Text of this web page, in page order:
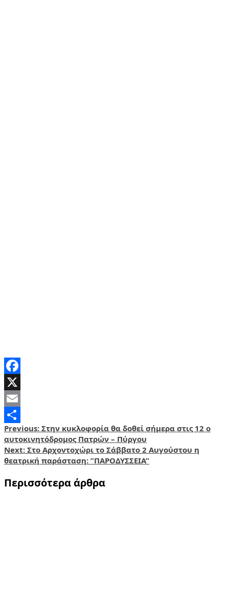
Facebook
X
Email
Share
Post
navigation
Previous: Στην κυκλοφορία θα δοθεί σήμερα στις 12 ο
αυτοκινητόδρομος Πατρών – Πύργου
Next: Στο Αρχοντοχώρι το Σάββατο 2 Αυγούστου η
θεατρική παράσταση: ”ΠΑΡΟΔΥΣΣΕΙΑ”
Περισσότερα άρθρα